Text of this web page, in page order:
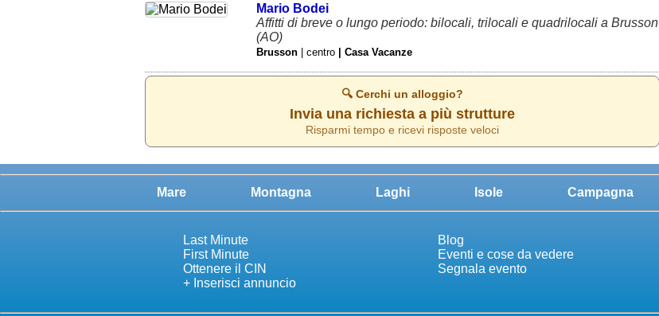
Mario Bodei
Affitti di breve o lungo periodo: bilocali, trilocali e quadrilocali a Brusson
(AO)
Brusson | centro | Casa Vacanze
🔍 Cerchi un alloggio?
Invia una richiesta a più strutture
Risparmi tempo e ricevi risposte veloci
Mare Montagna Laghi Isole Campagna
Last Minute
First Minute
Ottenere il CIN
+ Inserisci annuncio
Blog
Eventi e cose da vedere
Segnala evento